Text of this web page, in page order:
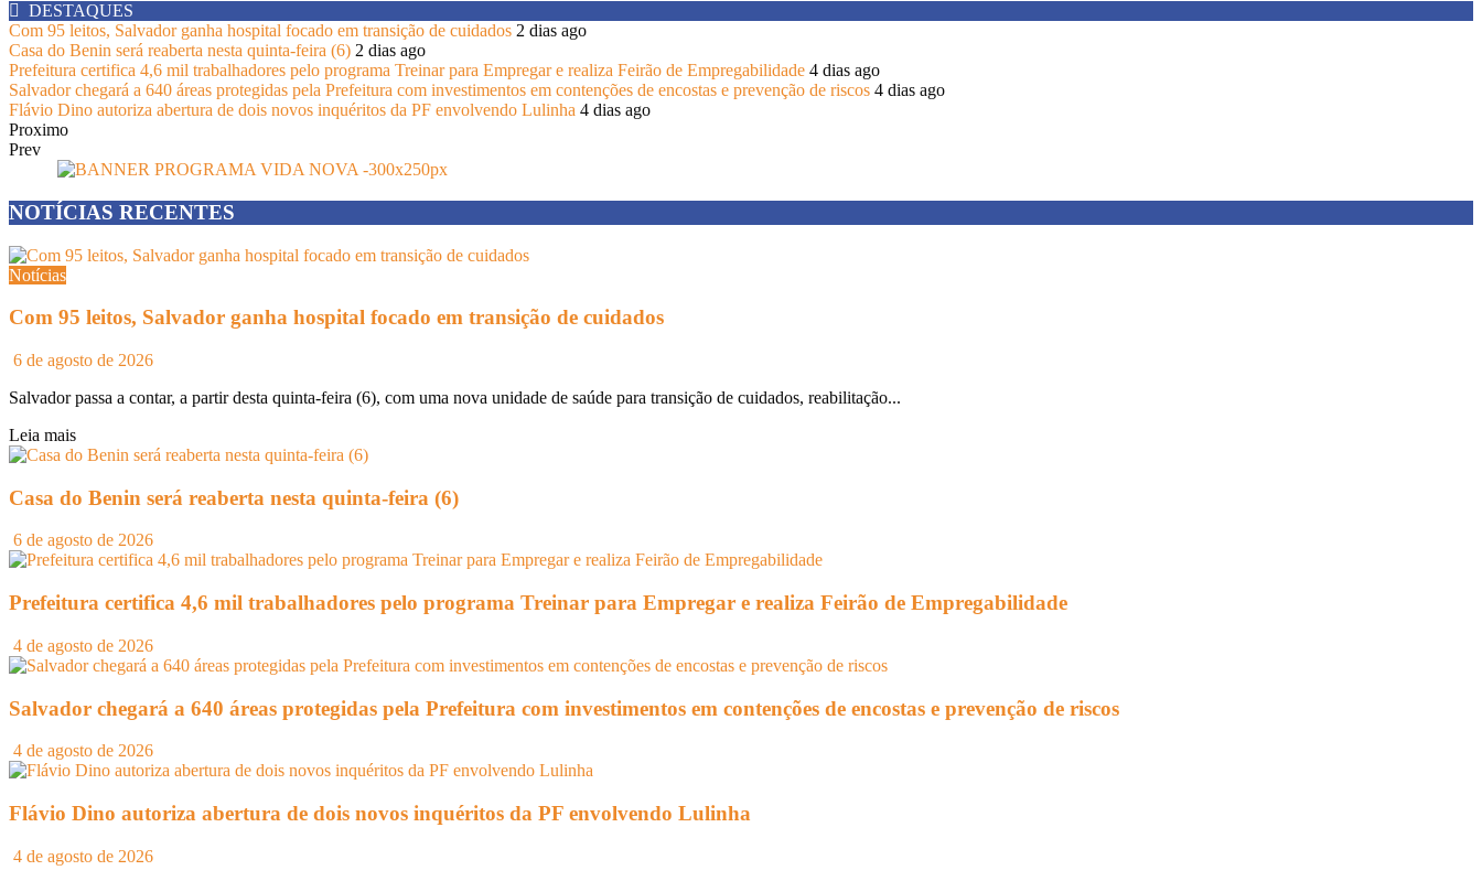
DESTAQUES
Com 95 leitos, Salvador ganha hospital focado em transição de cuidados 2 dias ago
Casa do Benin será reaberta nesta quinta-feira (6) 2 dias ago
Prefeitura certifica 4,6 mil trabalhadores pelo programa Treinar para Empregar e realiza Feirão de Empregabilidade 4 dias ago
Salvador chegará a 640 áreas protegidas pela Prefeitura com investimentos em contenções de encostas e prevenção de riscos 4 dias ago
Flávio Dino autoriza abertura de dois novos inquéritos da PF envolvendo Lulinha 4 dias ago
Proximo
Prev
NOTÍCIAS RECENTES
Notícias
Com 95 leitos, Salvador ganha hospital focado em transição de cuidados
6 de agosto de 2026
Salvador passa a contar, a partir desta quinta-feira (6), com uma nova unidade de saúde para transição de cuidados, reabilitação...
Leia mais
Casa do Benin será reaberta nesta quinta-feira (6)
6 de agosto de 2026
Prefeitura certifica 4,6 mil trabalhadores pelo programa Treinar para Empregar e realiza Feirão de Empregabilidade
4 de agosto de 2026
Salvador chegará a 640 áreas protegidas pela Prefeitura com investimentos em contenções de encostas e prevenção de riscos
4 de agosto de 2026
Flávio Dino autoriza abertura de dois novos inquéritos da PF envolvendo Lulinha
4 de agosto de 2026